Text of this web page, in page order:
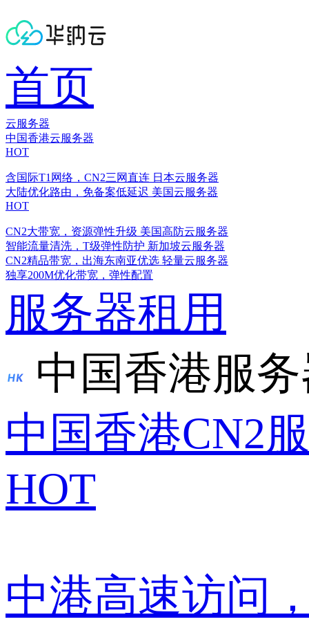
首页
云服务器
中国香港云服务器
HOT
含国际T1网络，CN2三网直连 日本云服务器
大陆优化路由，免备案低延迟 美国云服务器
HOT
CN2大带宽，资源弹性升级 美国高防云服务器
智能流量清洗，T级弹性防护 新加坡云服务器
CN2精品带宽，出海东南亚优选 轻量云服务器
独享200M优化带宽，弹性配置
服务器租用
中国香港服
中国香港CN2
HOT
中港高速访问